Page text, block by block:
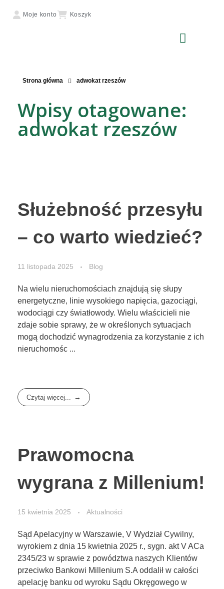
Moje konto Koszyk
Strona główna adwokat rzeszów
Wpisy otagowane:
adwokat rzeszów
Służebność przesyłu
– co warto wiedzieć?
11 listopada 2025 Blog
Na wielu nieruchomościach znajdują się słupy
energetyczne, linie wysokiego napięcia, gazociągi,
wodociągi czy światłowody. Wielu właścicieli nie
zdaje sobie sprawy, że w określonych sytuacjach
mogą dochodzić wynagrodzenia za korzystanie z ich
nieruchomośc ...
Czytaj więcej...
Prawomocna
wygrana z Millenium!
15 kwietnia 2025 Aktualności
Sąd Apelacyjny w Warszawie, V Wydział Cywilny,
wyrokiem z dnia 15 kwietnia 2025 r., sygn. akt V ACa
2345/23 w sprawie z powództwa naszych Klientów
przeciwko Bankowi Millenium S.A oddalił w całości
apelację banku od wyroku Sądu Okręgowego w